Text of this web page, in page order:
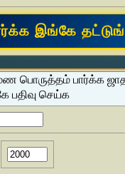
பொருத்தம் பார்க்க
பதிவு செய்க